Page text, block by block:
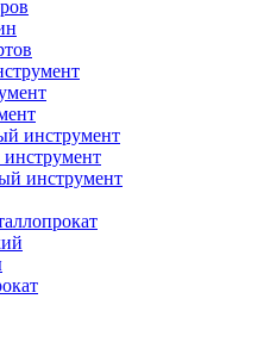
инструмент
инструмент